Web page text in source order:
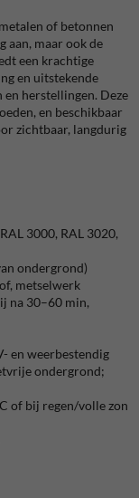
of betonnen
aan, maar ook de
een krachtige
en uitstekende
herstellingen. Deze
en beschikbaar
zichtbaar, langdurig
3000, RAL 3020,
ondergrond)
metselwerk
na 30–60 min,
en weerbestendig
ondergrond;
of bij regen/volle zon